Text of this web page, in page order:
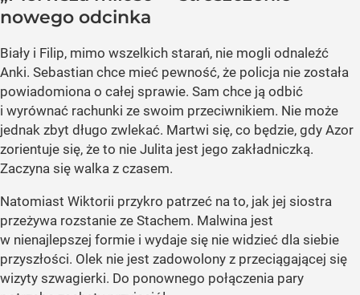
nowego odcinka
Biały i Filip, mimo wszelkich starań, nie mogli odnaleźć
Anki. Sebastian chce mieć pewność, że policja nie została
powiadomiona o całej sprawie. Sam chce ją odbić
i wyrównać rachunki ze swoim przeciwnikiem. Nie może
jednak zbyt długo zwlekać. Martwi się, co będzie, gdy Azor
zorientuje się, że to nie Julita jest jego zakładniczką.
Zaczyna się walka z czasem.
Natomiast Wiktorii przykro patrzeć na to, jak jej siostra
przeżywa rozstanie ze Stachem. Malwina jest
w nienajlepszej formie i wydaje się nie widzieć dla siebie
przyszłości. Olek nie jest zadowolony z przeciągającej się
wizyty szwagierki. Do ponownego połączenia pary